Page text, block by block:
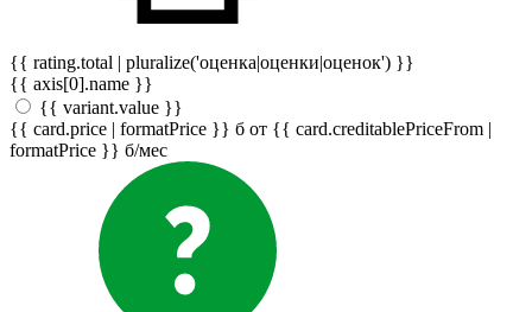
{{ rating.total | pluralize('оценка|оценки|оценок') }}
{{ axis[0].name }}
{{ variant.value }}
{{ card.price | formatPrice }} б от {{ card.creditablePriceFrom |
formatPrice }} б/мес